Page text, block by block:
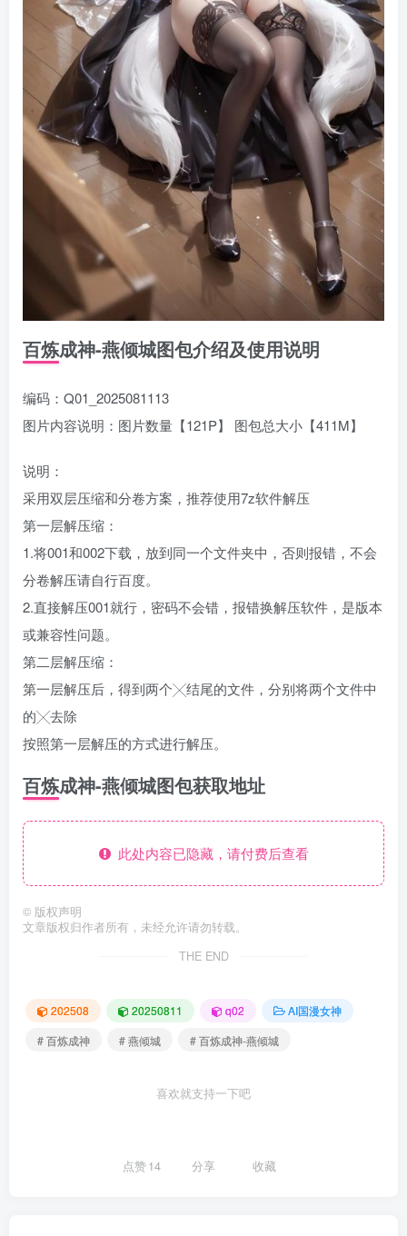
百炼成神-燕倾城图包介绍及使用说明
编码：Q01_2025081113
图片内容说明：图片数量【121P】 图包总大小【411M】
说明：
采用双层压缩和分卷方案，推荐使用7z软件解压
第一层解压缩：
1.将001和002下载，放到同一个文件夹中，否则报错，不会
分卷解压请自行百度。
2.直接解压001就行，密码不会错，报错换解压软件，是版本
或兼容性问题。
第二层解压缩：
第一层解压后，得到两个╳结尾的文件，分别将两个文件中
的╳去除
按照第一层解压的方式进行解压。
百炼成神-燕倾城图包获取地址
此处内容已隐藏，请付费后查看
© 版权声明
文章版权归作者所有，未经允许请勿转载。
THE END
202508 20250811 q02
AI国漫女神
# 百炼成神
# 燕倾城 # 百炼成神-燕倾城
喜欢就支持一下吧
点赞14 分享 收藏